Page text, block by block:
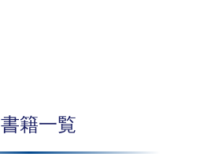
書籍一覧